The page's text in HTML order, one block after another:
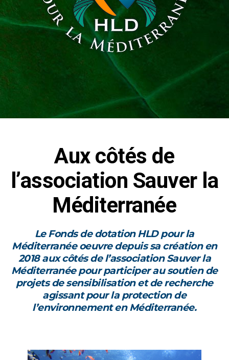
Aux côtés de
l’association Sauver la
Méditerranée
Le Fonds de dotation HLD pour la
Méditerranée oeuvre depuis sa création en
2018 aux côtés de l’association Sauver la
Méditerranée pour participer au soutien de
projets de sensibilisation et de recherche
agissant pour la protection de
l’environnement en Méditerranée.